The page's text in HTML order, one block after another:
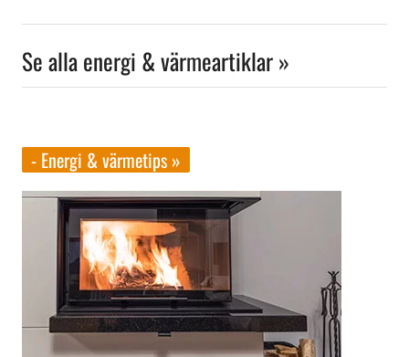
Se alla energi & värmeartiklar »
- Energi & värmetips »